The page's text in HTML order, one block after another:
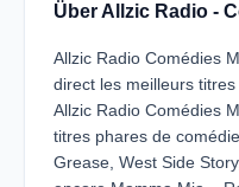
Über Allzic Radio -
Allzic Radio Comédies
direct les meilleurs
Allzic Radio Comédies
titres phares de
Grease, West Side